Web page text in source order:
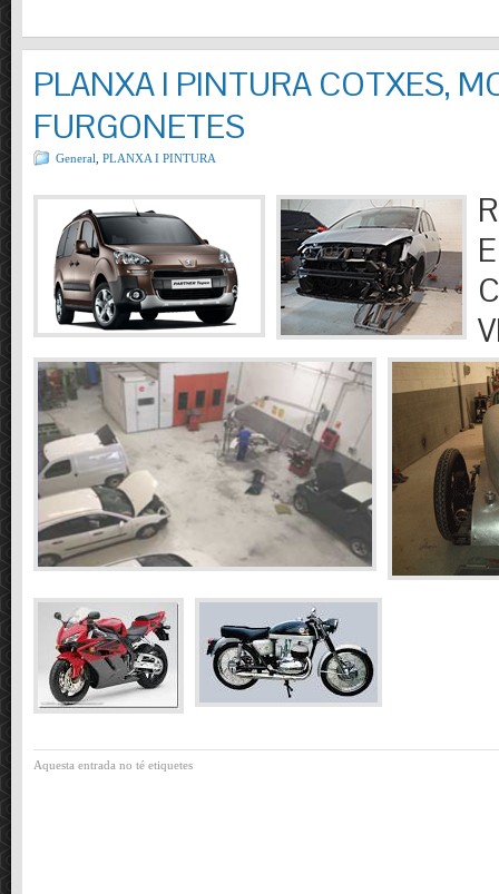
PLANXA I PINTURA COTXES,
FURGONETES
General PLANXA I PINTURA
Aquesta entrada no té etiquetes